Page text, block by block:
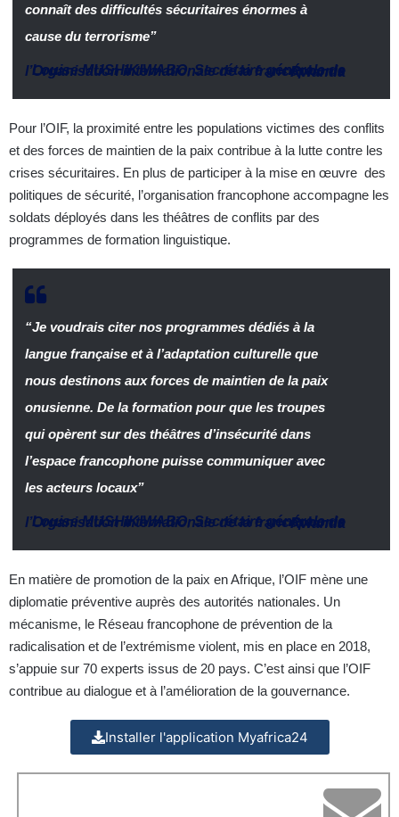
connaît des difficultés sécuritaires énormes à
cause du terrorisme”
Louise MUSHIKIWABO,
Secrétaire générale de l’Organisation internationale de la francophonie
–Rwanda
Pour l’OIF, la proximité entre les populations victimes des conflits
et des forces de maintien de la paix contribue à la lutte contre les
crises sécuritaires. En plus de participer à la mise en œuvre des
politiques de sécurité, l’organisation francophone accompagne les
soldats déployés dans les théâtres de conflits par des
programmes de formation linguistique.
“Je voudrais citer nos programmes dédiés à la
langue française et à l’adaptation culturelle que
nous destinons aux forces de maintien de la paix
onusienne. De la formation pour que les troupes
qui opèrent sur des théâtres d’insécurité dans
l’espace francophone puisse communiquer avec
les acteurs locaux”
Louise MUSHIKIWABO,
Secrétaire générale de l’Organisation internationale de la francophonie
–Rwanda
En matière de promotion de la paix en Afrique, l’OIF mène une
diplomatie préventive auprès des autorités nationales. Un
mécanisme, le Réseau francophone de prévention de la
radicalisation et de l’extrémisme violent, mis en place en 2018,
s’appuie sur 70 experts issus de 20 pays. C’est ainsi que l’OIF
contribue au dialogue et à l’amélioration de la gouvernance.
Installer l'application Myafrica24